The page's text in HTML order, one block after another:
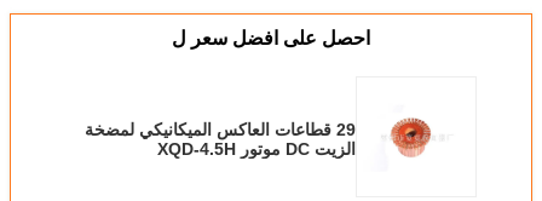
احصل على افضل سعر ل
29 قطاعات العاكس الميكانيكي لمضخة
الزيت DC موتور XQD-4.5H